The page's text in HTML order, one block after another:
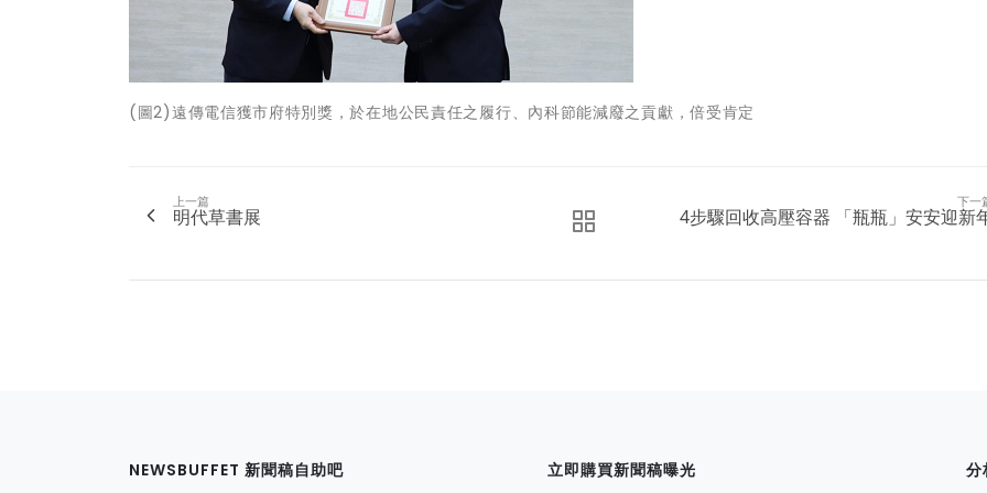
(圖2)遠傳電信獲市府特別獎，於在地公民責任之履行、內科節能減廢之貢獻，倍受肯定
上一篇
明代草書展
下一
4步驟回收高壓容器 「瓶瓶」安安迎新
NEWSBUFFET 新聞稿自助吧 立即購買新聞稿曝光 分